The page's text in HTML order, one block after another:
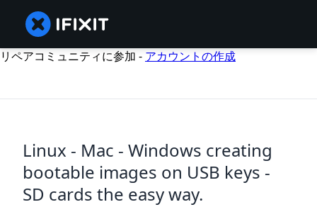
リペアコミュニティに参加 - アカウントの作成
Linux - Mac - Windows creating
bootable images on USB keys -
SD cards the easy way.